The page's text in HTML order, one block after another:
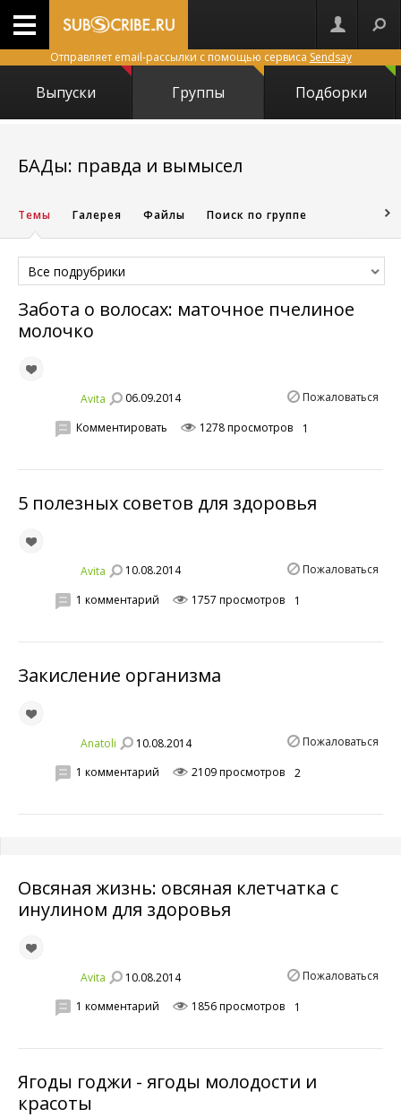
Отправляет email-рассылки с помощью сервиса Sendsay
Выпуски Группы Подборки
БАДы: правда и вымысел
Темы Галерея Файлы Поиск по группе
Все подрубрики
Забота о волосах: маточное пчелиное
молочко
Avita 06.09.2014 Пожаловаться
Комментировать 1278 просмотров 1
5 полезных советов для здоровья
Avita 10.08.2014 Пожаловаться
1 комментарий 1757 просмотров 1
Закисление организма
Anatoli 10.08.2014 Пожаловаться
1 комментарий 2109 просмотров 2
Овсяная жизнь: овсяная клетчатка с
инулином для здоровья
Avita 10.08.2014 Пожаловаться
1 комментарий 1856 просмотров 1
Ягоды годжи - ягоды молодости и
красоты